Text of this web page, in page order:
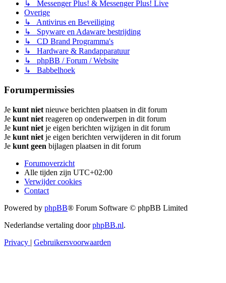
↳ Messenger Plus! & Messenger Plus! Live
Overige
↳ Antivirus en Beveiliging
↳ Spyware en Adaware bestrijding
↳ CD Brand Programma's
↳ Hardware & Randapparatuur
↳ phpBB / Forum / Website
↳ Babbelhoek
Forumpermissies
Je kunt niet nieuwe berichten plaatsen in dit forum
Je kunt niet reageren op onderwerpen in dit forum
Je kunt niet je eigen berichten wijzigen in dit forum
Je kunt niet je eigen berichten verwijderen in dit forum
Je kunt geen bijlagen plaatsen in dit forum
Forumoverzicht
Alle tijden zijn UTC+02:00
Verwijder cookies
Contact
Powered by phpBB® Forum Software © phpBB Limited
Nederlandse vertaling doorphpBB.nl.
Privacy | Gebruikersvoorwaarden